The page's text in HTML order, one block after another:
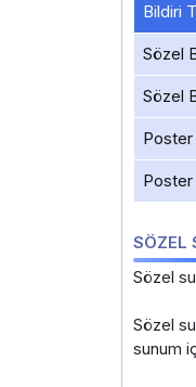
Bildiri
Sözel
Sözel
Poster
Poster
SÖZEL
Sözel
Sözel
sunum